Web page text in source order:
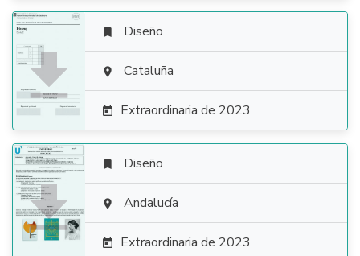

 Diseño
 Cataluña
 Extraordinaria de 2023

 Diseño
 Andalucía
 Extraordinaria de 2023